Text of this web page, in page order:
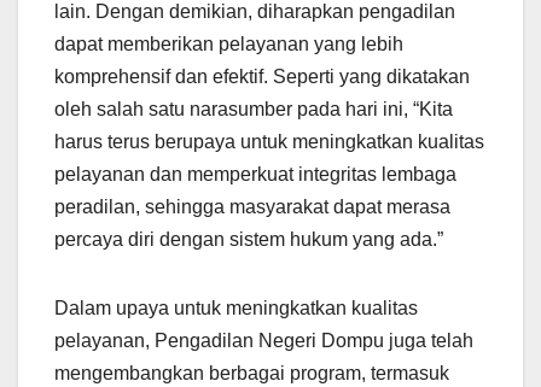
lain. Dengan demikian, diharapkan pengadilan
dapat memberikan pelayanan yang lebih
komprehensif dan efektif. Seperti yang dikatakan
oleh salah satu narasumber pada hari ini, “Kita
harus terus berupaya untuk meningkatkan kualitas
pelayanan dan memperkuat integritas lembaga
peradilan, sehingga masyarakat dapat merasa
percaya diri dengan sistem hukum yang ada.”
Dalam upaya untuk meningkatkan kualitas
pelayanan, Pengadilan Negeri Dompu juga telah
mengembangkan berbagai program, termasuk